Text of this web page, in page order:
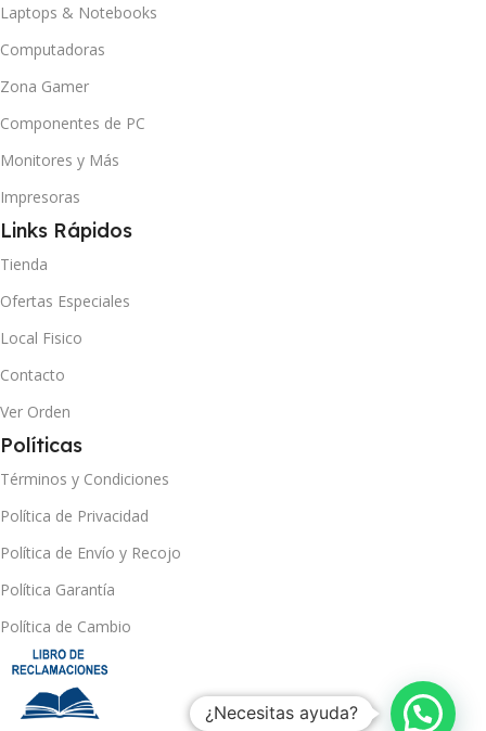
Laptops & Notebooks
Computadoras
Zona Gamer
Componentes de PC
Monitores y Más
Impresoras
Links Rápidos
Tienda
Ofertas Especiales
Local Fisico
Contacto
Ver Orden
Políticas
Términos y Condiciones
Política de Privacidad
Política de Envío y Recojo
Política Garantía
Política de Cambio
¿Necesitas ayuda?